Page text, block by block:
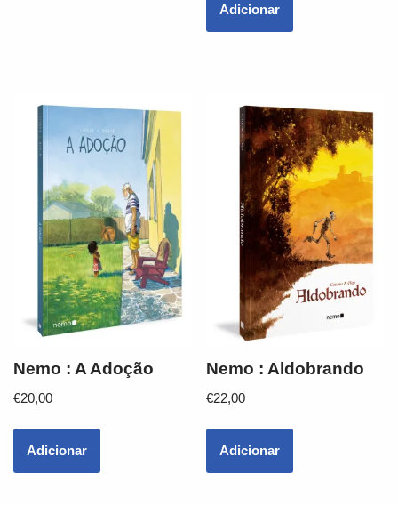
Adicionar
Nemo : A Adoção
€20,00
Adicionar
Nemo : Aldobrando
€22,00
Adicionar